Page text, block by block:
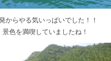
からやる気いっぱいでした！！
景色を満喫していましたね！